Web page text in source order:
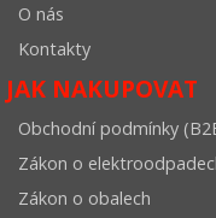
O nás
Kontakty
JAK NAKUPOVAT
Obchodní podmínky
Zákon o
Zákon o obalech